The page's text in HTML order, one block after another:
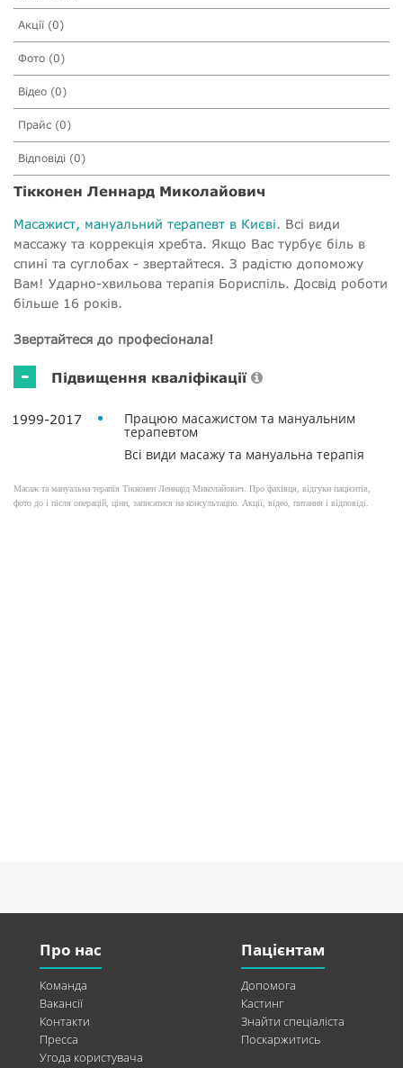
Акції (0)
Фото (0)
Відео (0)
Прайс (0)
Відповіді (0)
Тікконен Леннард Миколайович
Масажист, мануальний терапевт в Києві. Всі види
массажу та коррекція хребта. Якщо Вас турбує біль в
спині та суглобах - звертайтеся. З радістю допоможу
Вам! Ударно-хвильова терапія Бориспіль. Досвід роботи
більше 16 років.
Звертайтеся до професіонала!
- Підвищення кваліфікації
1999-2017 Працюю масажистом та мануальним
терапевтом
Всі види масажу та мануальна терапія
Масаж та мануальна терапія Тікконен Леннард Миколайович. Про фахівця, відгуки пацієнтів,
фото до і після операцій, ціни, записатися на консультацію. Акції, відео, питання і відповіді.
Про нас
Команда
Вакансії
Контакти
Пресса
Угода користувача
Пацієнтам
Допомога
Кастинг
Знайти спеціаліста
Поскаржитись